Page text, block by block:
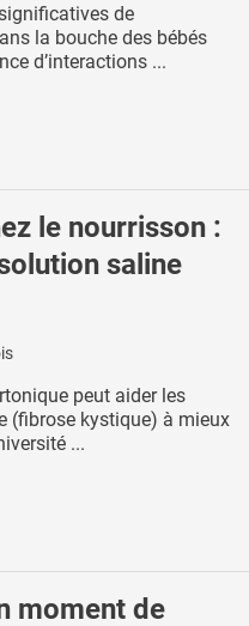
de
la bouche des bébés
d’interactions ...
le nourrisson :
saline
peut aider les
(fibrose kystique) à mieux
...
moment de